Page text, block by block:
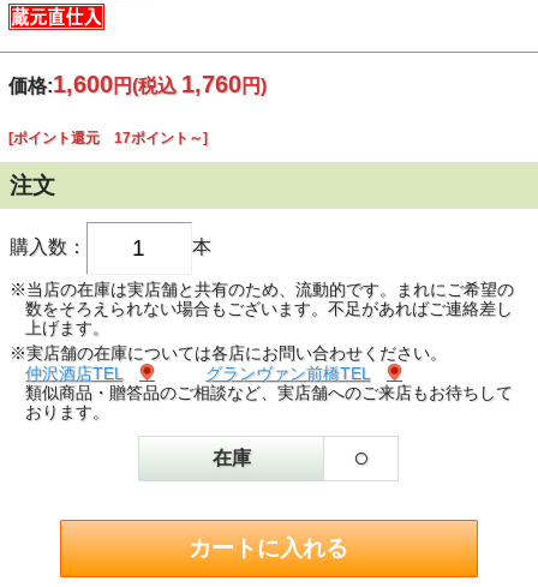
価格:1,600円(税込 1,760円)
[ポイント還元 17ポイント～]
注文
購入数： 本
※当店の在庫は実店舗と共有のため、流動的です。まれにご希望の
数をそろえられない場合もございます。不足があればご連絡差し
上げます。
※実店舗の在庫については各店にお問い合わせください。
仲沢酒店TEL
グランヴァン前橋TEL
類似商品・贈答品のご相談など、実店舗へのご来店もお待ちして
おります。
在庫 ○